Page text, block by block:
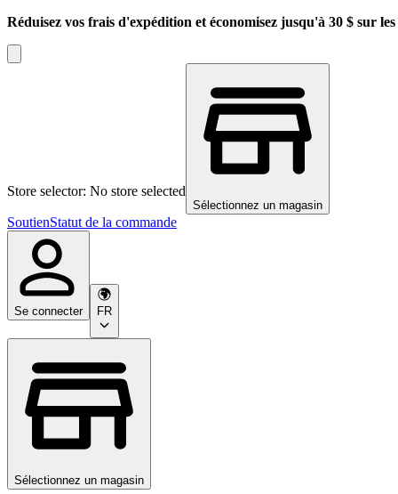
Réduisez vos frais d'expédition et économisez jusqu'à 30 $ sur
Store selector: No store selected
Sélectionnez un magasin
SoutienStatut de la commande
Se connecter FR
Sélectionnez un magasin